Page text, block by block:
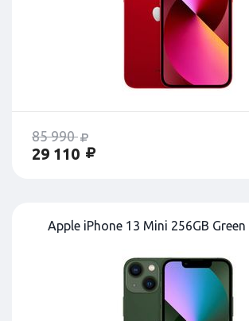
85 990
29 110
Apple iPhone 13 Mini 256GB